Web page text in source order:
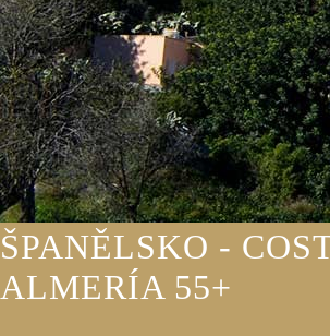
ŠPANĚLSKO -
ALMERÍA 55+